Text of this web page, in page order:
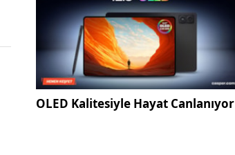
OLED Kalitesiyle Hayat Canlanıyor